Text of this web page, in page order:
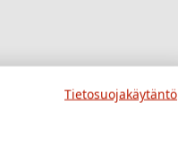
Tietosuojakäytäntö